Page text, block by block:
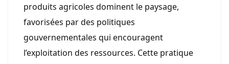
produits agricoles dominent le paysage,
favorisées par des politiques
gouvernementales qui encouragent
l’exploitation des ressources. Cette pratique